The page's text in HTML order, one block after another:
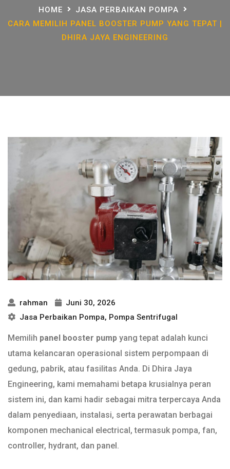
HOME
JASA PERBAIKAN POMPA
CARA MEMILIH PANEL BOOSTER PUMP YANG TEPAT |
DHIRA JAYA ENGINEERING
rahman
Juni 30, 2026
Jasa Perbaikan Pompa, Pompa Sentrifugal
Memilih panel booster pump yang tepat adalah kunci
utama kelancaran operasional sistem perpompaan di
gedung, pabrik, atau fasilitas Anda. Di Dhira Jaya
Engineering, kami memahami betapa krusialnya peran
sistem ini, dan kami hadir sebagai mitra terpercaya Anda
dalam penyediaan, instalasi, serta perawatan berbagai
komponen mechanical electrical, termasuk pompa, fan,
controller, hydrant, dan panel.